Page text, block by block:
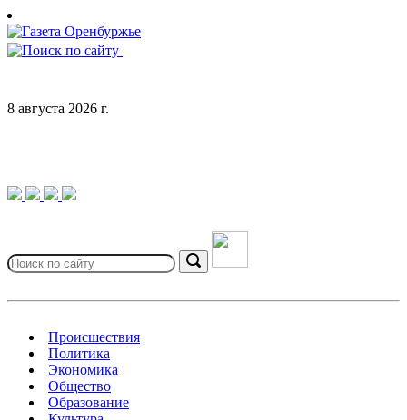
Skip
to
content
8 августа 2026 г.
for:
Search
Происшествия
Политика
Экономика
Общество
Образование